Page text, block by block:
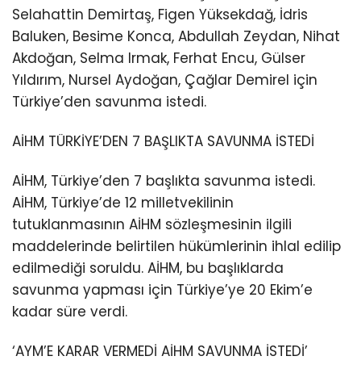
Selahattin Demirtaş, Figen Yüksekdağ, İdris
Baluken, Besime Konca, Abdullah Zeydan, Nihat
Akdoğan, Selma Irmak, Ferhat Encu, Gülser
Yıldırım, Nursel Aydoğan, Çağlar Demirel için
Türkiye’den savunma istedi.
AİHM TÜRKİYE’DEN 7 BAŞLIKTA SAVUNMA İSTEDİ
AİHM, Türkiye’den 7 başlıkta savunma istedi.
AİHM, Türkiye’de 12 milletvekilinin
tutuklanmasının AİHM sözleşmesinin ilgili
maddelerinde belirtilen hükümlerinin ihlal edilip
edilmediği soruldu. AİHM, bu başlıklarda
savunma yapması için Türkiye’ye 20 Ekim’e
kadar süre verdi.
‘AYM’E KARAR VERMEDİ AİHM SAVUNMA İSTEDİ’